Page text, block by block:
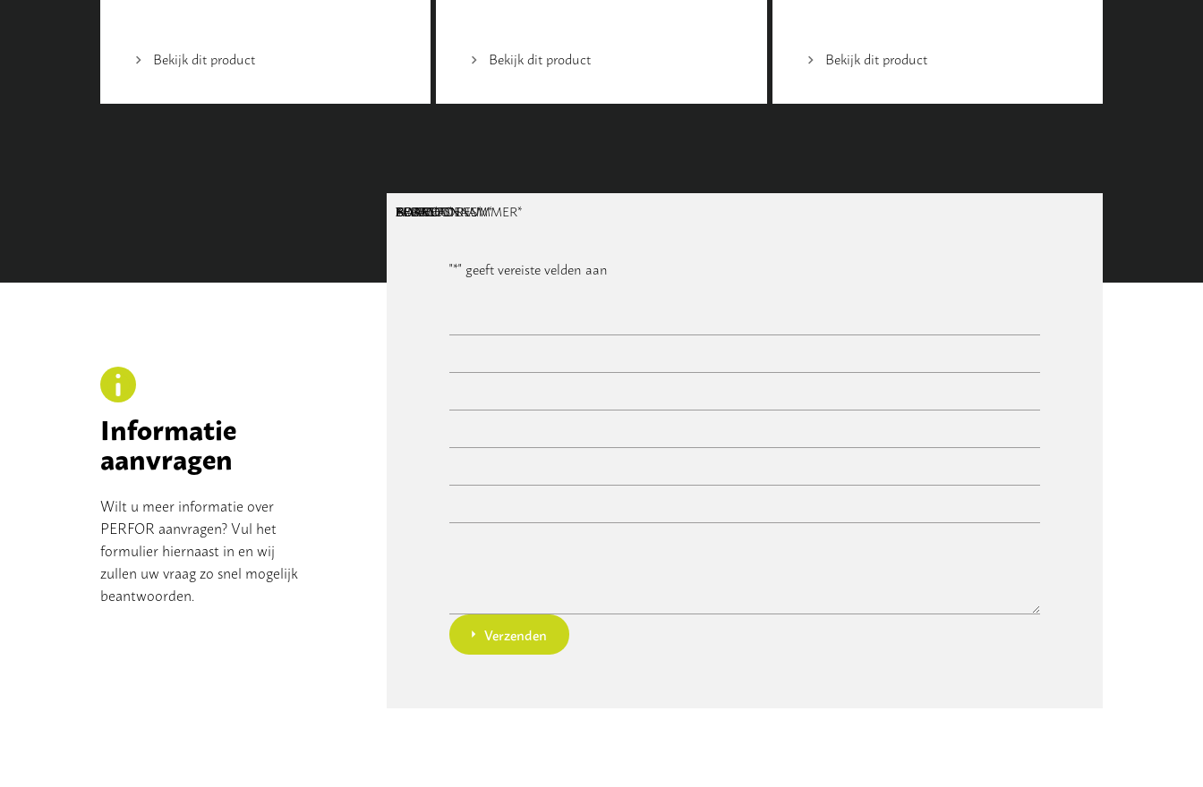
Bekijk dit product Bekijk dit product Bekijk dit product
Informatie
aanvragen
Wilt u meer informatie over
PERFOR aanvragen? Vul het
formulier hiernaast in en wij
zullen uw vraag zo snel mogelijk
beantwoorden.
"*" geeft vereiste velden aan
NAAM*
BEDRIJFSNAAM*
E-MAILADRES*
TELEFOONNUMMER*
POSTCODE
ADRES
BERICHT*
Verzenden